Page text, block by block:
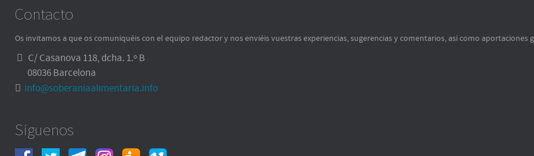
Contacto
Os invitamos a que os comuniquéis con el equipo redactor y nos enviéis vuestras experiencias, sugerencias y comentarios, así como aportaciones
C/ Casanova 118, dcha. 1.º B
08036 Barcelona
info@soberaniaalimentaria.info
Síguenos